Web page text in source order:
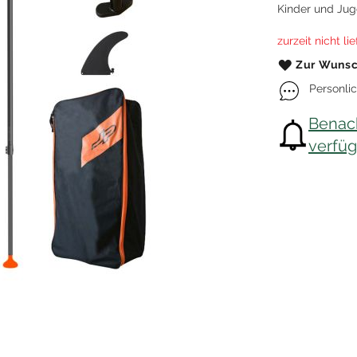
Kitefoil Boards
Kinder und
zurzeit nicht
Zur